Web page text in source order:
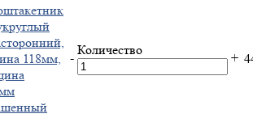
118мм,
-
Количество
+